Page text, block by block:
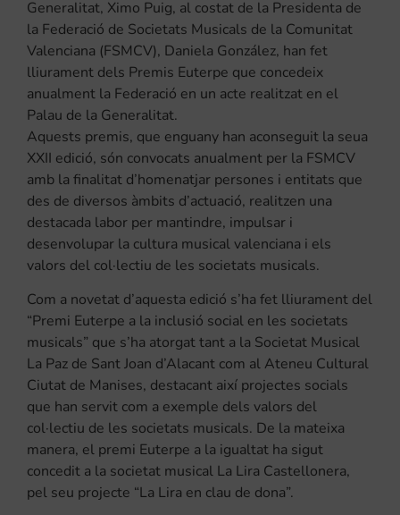
Tenda
Generalitat, Ximo Puig, al costat de la Presidenta de
la Federació de Societats Musicals de la Comunitat
Valenciana (FSMCV), Daniela González, han fet
lliurament dels Premis Euterpe que concedeix
anualment la Federació en un acte realitzat en el
Palau de la Generalitat.
Aquests premis, que enguany han aconseguit la seua
XXII edició, són convocats anualment per la FSMCV
amb la finalitat d’homenatjar persones i entitats que
des de diversos àmbits d’actuació, realitzen una
destacada labor per mantindre, impulsar i
desenvolupar la cultura musical valenciana i els
valors del col·lectiu de les societats musicals.
Com a novetat d’aquesta edició s’ha fet lliurament del
“Premi Euterpe a la inclusió social en les societats
musicals” que s’ha atorgat tant a la Societat Musical
La Paz de Sant Joan d’Alacant com al Ateneu Cultural
Ciutat de Manises, destacant així projectes socials
que han servit com a exemple dels valors del
col·lectiu de les societats musicals. De la mateixa
manera, el premi Euterpe a la igualtat ha sigut
concedit a la societat musical La Lira Castellonera,
pel seu projecte “La Lira en clau de dona”.